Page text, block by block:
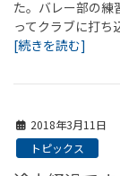
た。バレー部の練
ってクラブに打
[続きを読む]
2018年3月11日
トピックス